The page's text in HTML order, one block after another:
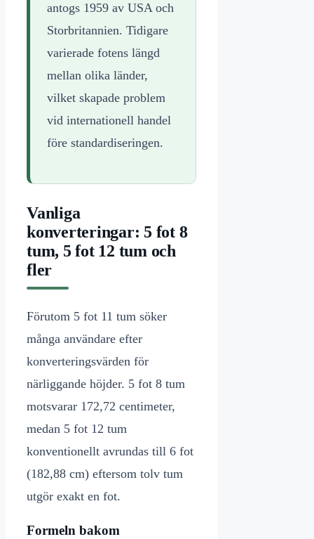
antogs 1959 av USA och
Storbritannien. Tidigare
varierade fotens längd
mellan olika länder,
vilket skapade problem
vid internationell handel
före standardiseringen.
Vanliga
konverteringar: 5 fot 8
tum, 5 fot 12 tum och
fler
Förutom 5 fot 11 tum söker
många användare efter
konverteringsvärden för
närliggande höjder. 5 fot 8 tum
motsvarar 172,72 centimeter,
medan 5 fot 12 tum
konventionellt avrundas till 6 fot
(182,88 cm) eftersom tolv tum
utgör exakt en fot.
Formeln bakom